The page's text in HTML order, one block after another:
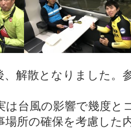
、解散となりました。
は台風の影響で幾度と
場所の確保を考慮した